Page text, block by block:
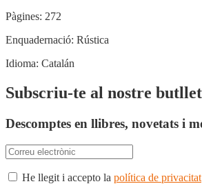
Pàgines: 272
Enquadernació: Rústica
Idioma: Catalán
Subscriu-te al nostre
Descomptes en llibres, novetats i
He llegit i accepto la política de privacitat